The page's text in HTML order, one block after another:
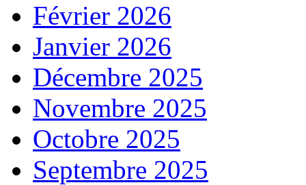
Février 2026
Janvier 2026
Décembre 2025
Novembre 2025
Octobre 2025
Septembre 2025